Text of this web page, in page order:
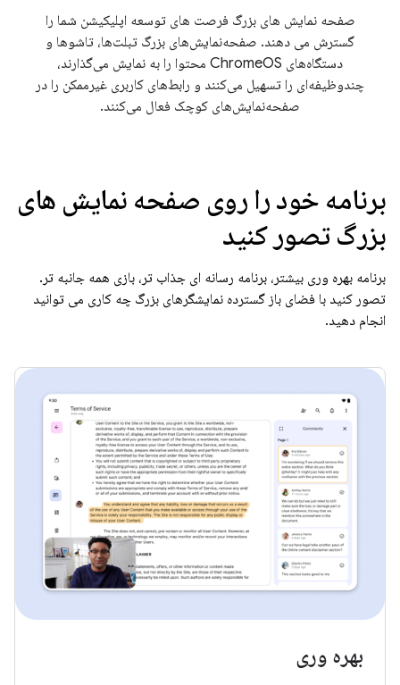
صفحه نمایش های بزرگ فرصت های توسعه اپلیکیشن شما را
گسترش می دهند. صفحه‌نمایش‌های بزرگ تبلت‌ها، تاشوها و
دستگاه‌های ChromeOS محتوا را به نمایش می‌گذارند،
چندوظیفه‌ای را تسهیل می‌کنند و رابط‌های کاربری غیرممکن را در
صفحه‌نمایش‌های کوچک فعال می‌کنند.
برنامه خود را روی صفحه نمایش های
بزرگ تصور کنید
برنامه بهره وری بیشتر، برنامه رسانه ای جذاب تر، بازی همه جانبه تر.
تصور کنید با فضای باز گسترده نمایشگرهای بزرگ چه کاری می توانید
انجام دهید.
بهره وری